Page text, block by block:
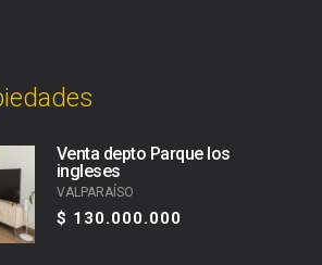
Venta depto Parque los
ingleses
VALPARAÍSO
$ 130.000.000